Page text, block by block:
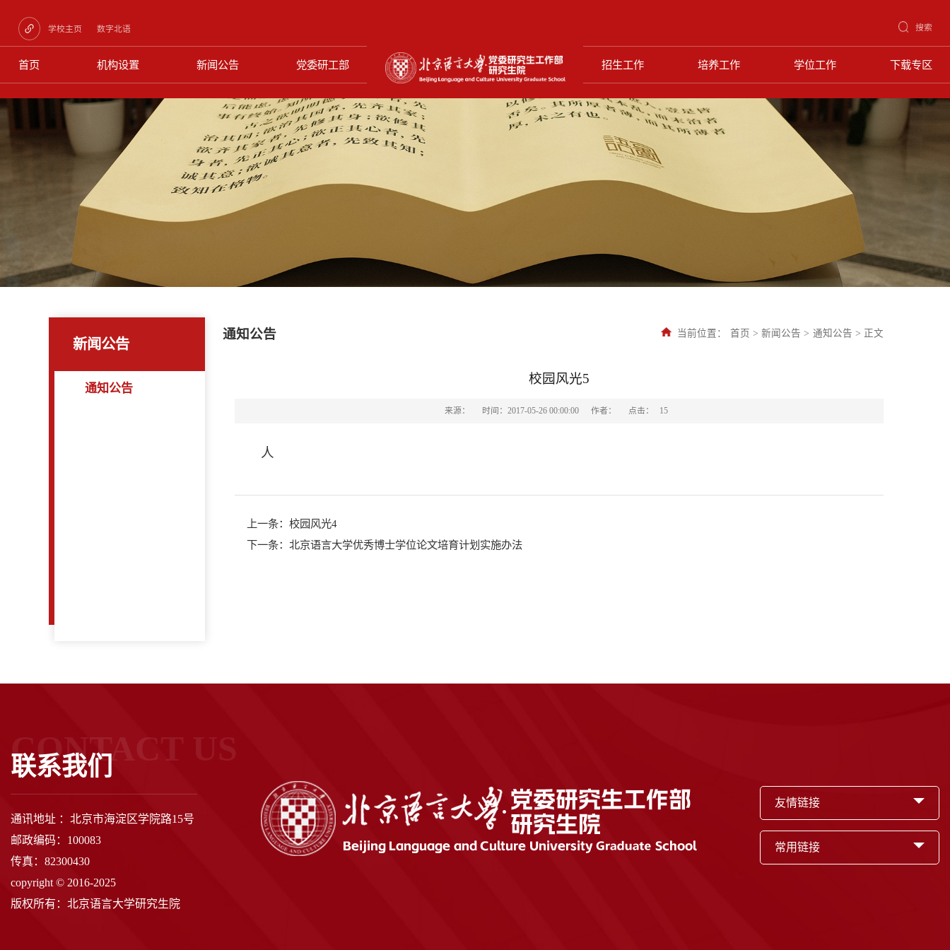
学校主页 数字北语
首页 机构设置 新闻公告 党委研工部
搜索
招生工作 培养工作 学位工作 下载专区
新闻公告
通知公告
通知公告 当前位置： 首页 > 新闻公告 > 通知公告 > 正文
校园风光5
来源： 时间：2017-05-26 00:00:00 作者： 点击： 15
人
上一条： 校园风光4
下一条： 北京语言大学优秀博士学位论文培育计划实施办法
联系我们
CONTACT US
通讯地址 ：北京市海淀区学院路15号
邮政编码：100083
传真：82300430
copyright © 2016-2025
版权所有：北京语言大学研究生院
友情链接
常用链接